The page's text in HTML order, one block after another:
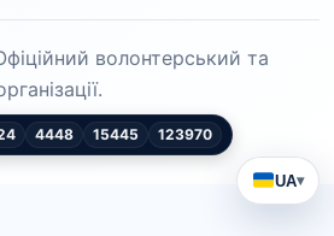
волонтерський та
4448 15445 123970
UA▾